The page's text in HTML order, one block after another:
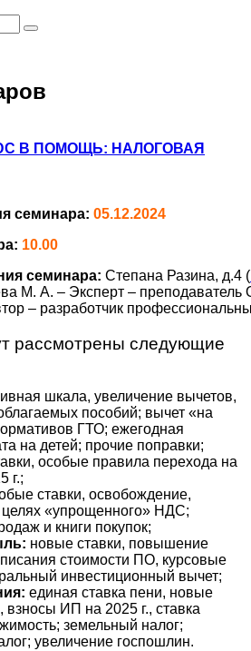
В ПОМОЩЬ: НАЛОГОВАЯ
семинара: 05.12.2024
10.00
семинара: Степана Разина, д.4 (
М. А. – Эксперт –
– разработчик
рассмотрены следующие
шкала, увеличение вычетов,
пособий; вычет «на
ГТО; ежегодная
на детей; прочие поправки;
особые правила перехода на
г.;
ставки, освобождение,
«упрощенного» НДС;
и книги покупок;
новые ставки, повышение
стоимости ПО, курсовые
инвестиционный вычет;
единая ставка пени, новые
ИП на 2025 г., ставка
земельный налог;
увеличение госпошлин.